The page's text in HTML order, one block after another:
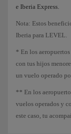
e Iberia Express.
Nota: Estos
Iberia para LEVEL.
* En los
con tus hijos
un vuelo operado
** En los
vuelos operados y
este caso, tu